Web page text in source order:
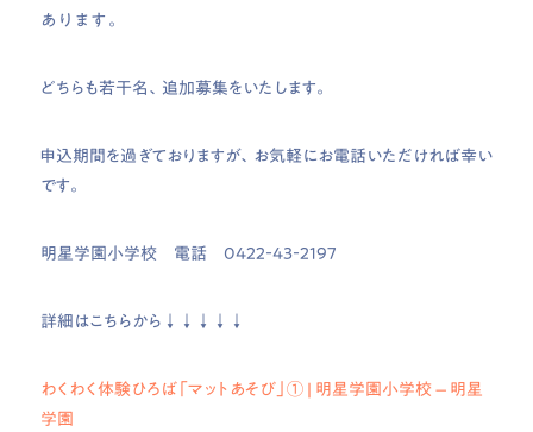
あります。
どちらも若干名、追加募集をいたします。
申込期間を過ぎておりますが、お気軽にお電話いただければ幸い
です。
明星学園小学校 電話 0422‐43‐2197
詳細はこちらから↓↓↓↓↓
わくわく体験ひろば「マットあそび」① | 明星学園小学校 – 明星
学園